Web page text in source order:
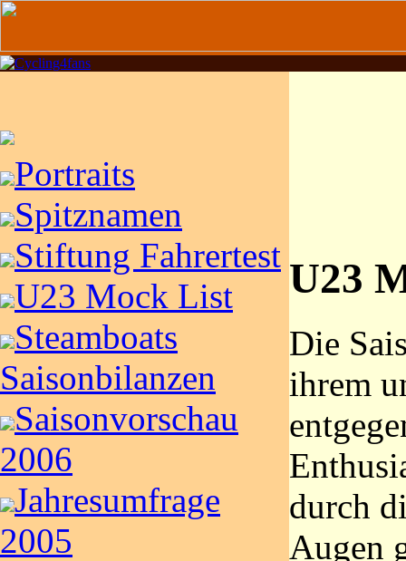
Portraits
Spitznamen
Stiftung Fahrertest
U23 Mock List
Steamboats
Saisonbilanzen
Saisonvorschau
2006
Jahresumfrage
2005
U23
Die
ihrem
durch
Augen